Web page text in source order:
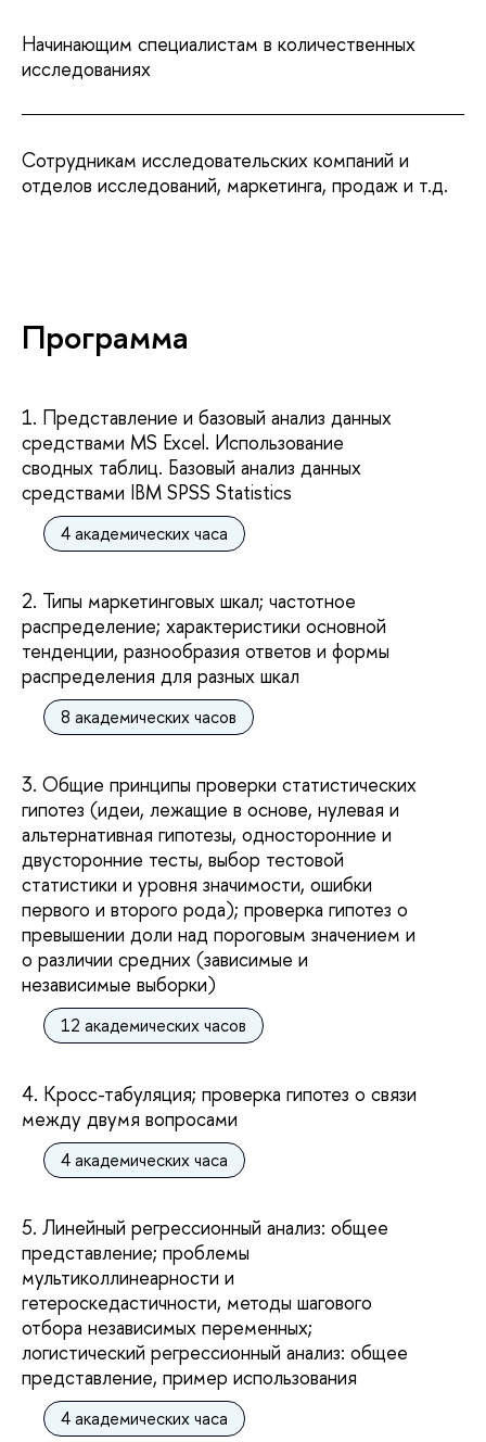
Начинающим специалистам в количественных
исследованиях
Сотрудникам исследовательских компаний и
отделов исследований, маркетинга, продаж и т.д.
Программа
1. Представление и базовый анализ данных
средствами MS Excel. Использование
сводных таблиц. Базовый анализ данных
средствами IBM SPSS Statistics
4 академических часа
2. Типы маркетинговых шкал; частотное
распределение; характеристики основной
тенденции, разнообразия ответов и формы
распределения для разных шкал
8 академических часов
3. Общие принципы проверки статистических
гипотез (идеи, лежащие в основе, нулевая и
альтернативная гипотезы, односторонние и
двусторонние тесты, выбор тестовой
статистики и уровня значимости, ошибки
первого и второго рода); проверка гипотез о
превышении доли над пороговым значением и
о различии средних (зависимые и
независимые выборки)
12 академических часов
4. Кросс-табуляция; проверка гипотез о связи
между двумя вопросами
4 академических часа
5. Линейный регрессионный анализ: общее
представление; проблемы
мультиколлинеарности и
гетероскедастичности, методы шагового
отбора независимых переменных;
логистический регрессионный анализ: общее
представление, пример использования
4 академических часа